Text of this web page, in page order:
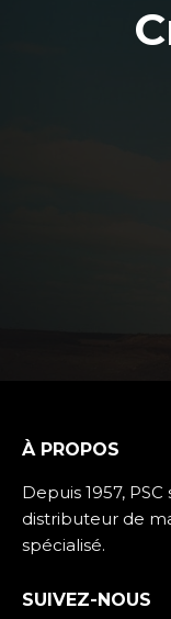
À PROPOS
Depuis 1957,
distributeur de
spécialisé.
SUIVEZ-NOUS